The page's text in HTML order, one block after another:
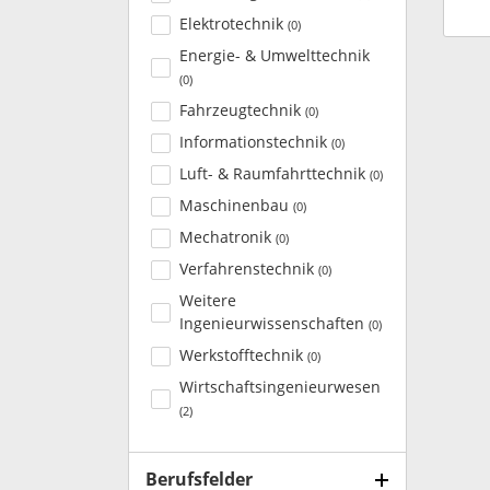
Elektrotechnik (0)
Energie- & Umwelttechnik
(0)
Fahrzeugtechnik (0)
Informationstechnik (0)
Luft- & Raumfahrttechnik (0)
Maschinenbau (0)
Mechatronik (0)
Verfahrenstechnik (0)
Weitere
Ingenieurwissenschaften (0)
Werkstofftechnik (0)
Wirtschaftsingenieurwesen
(2)
Berufsfelder